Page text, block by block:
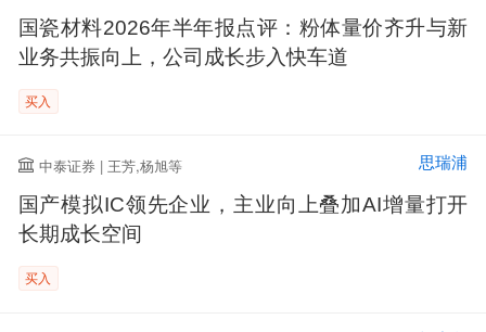
国瓷材料2026年半年报点评：粉体量价齐升与新
业务共振向上，公司成长步入快车道
买入
中泰证券 | 王芳,杨旭等 思瑞浦
国产模拟IC领先企业，主业向上叠加AI增量打开
长期成长空间
买入